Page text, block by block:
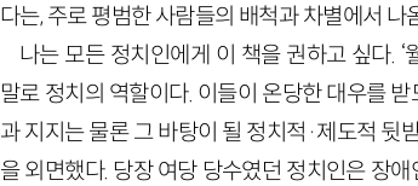
다는, 주로 평범한 사람들의 배척과 차별에서 나
나는 모든 정치인에게 이 책을 권하고 싶다.
말로 정치의 역할이다. 이들이 온당한 대우를
과 지지는 물론 그 바탕이 될 정치적·제도적 뒷
을 외면했다. 당장 여당 당수였던 정치인은 장